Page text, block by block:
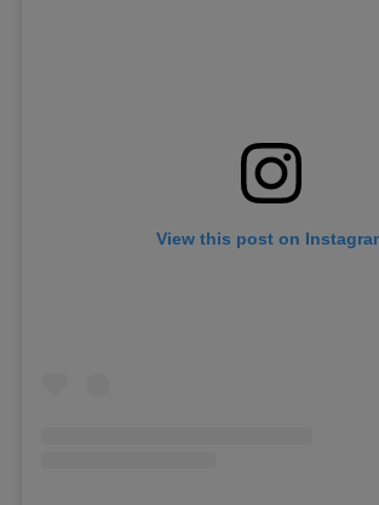
View this post on